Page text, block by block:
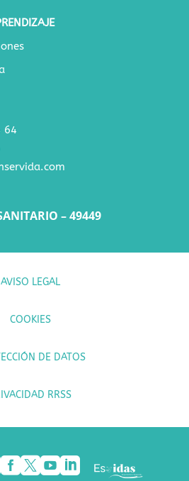
64
– 49449
AVISO LEGAL
COOKIES
DE DATOS
RRSS
   